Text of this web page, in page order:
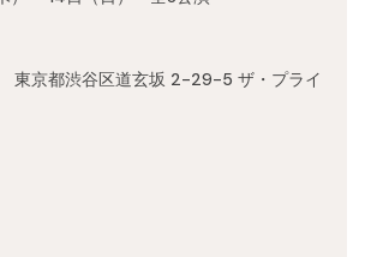
東京都渋谷区道玄坂 2-29-5 ザ・プライ